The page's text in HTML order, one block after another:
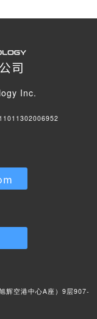
司
Inc.
辉空港中心A座）9层907-